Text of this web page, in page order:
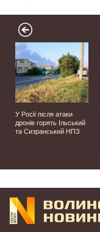
У Росії після атаки
дронів горять Ільський
та Сизранський НПЗ